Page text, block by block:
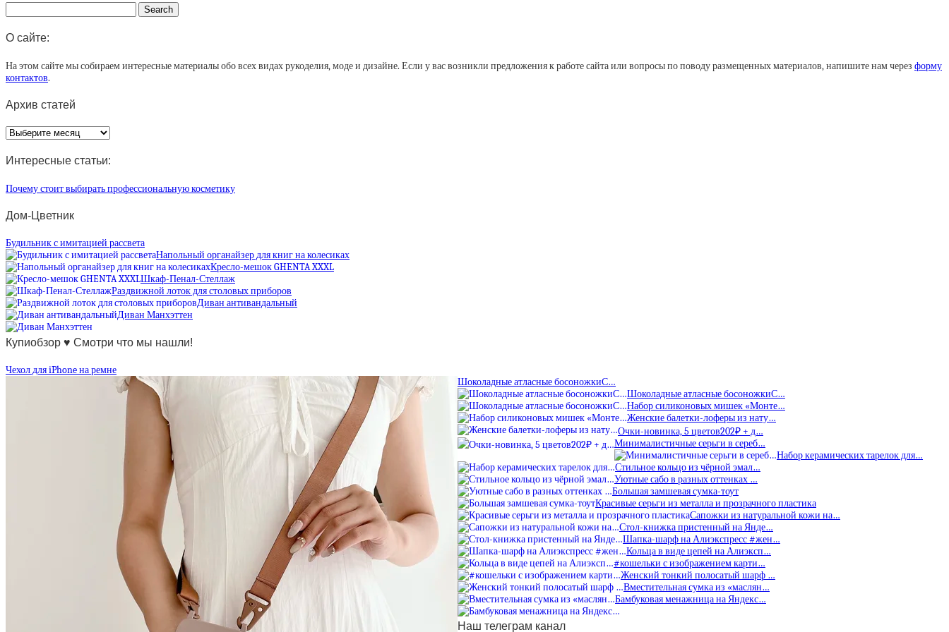
О сайте:
На этом сайте мы собираем интересные материалы обо всех видах рукоделия, моде и дизайне. Если у вас возникли предложения к работе сайта или вопросы по поводу размещенных материалов, напишите нам через форму
контактов.
Архив статей
Архив
статей
Интересные статьи:
Почему стоит выбирать профессиональную косметику
Дом-Цветник
Будильник с имитацией рассвета
Напольный органайзер для книг на колесиках
Кресло-мешок GHENTA XXXL
Шкаф-Пенал-Стеллаж
Раздвижной лоток для столовых приборов
Диван антивандальный
Диван Манхэттен
Купиобзор ♥ Смотри что мы нашли!
Чехол для iPhone на ремне
Шоколадные атласные босоножкиС…
Шоколадные атласные босоножкиС…
Набор силиконовых мишек «Монте…
Женские балетки-лоферы из нату…
Очки-новинка, 5 цветов202₽ + д…
Минималистичные серьги в сереб…
Набор керамических тарелок для…
Стильное кольцо из чёрной эмал…
Уютные сабо в разных оттенках …
Большая замшевая сумка-тоут
Красивые серьги из металла и прозрачного пластика
Сапожки из натуральной кожи на…
Стол-книжка пристенный на Янде…
Шапка-шарф на Алиэкспресс #жен…
Кольца в виде цепей на Алиэксп…
#кошельки с изображением карти…
Женский тонкий полосатый шарф …
Вместительная сумка из «маслян…
Бамбуковая менажница на Яндекс…
Наш телеграм канал